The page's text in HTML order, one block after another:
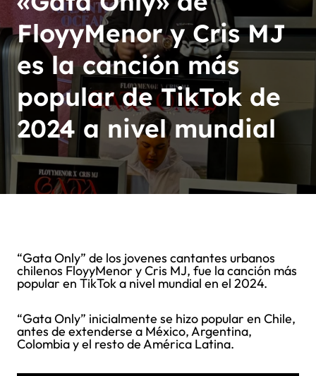
FloyyMenor y Cris MJ
es la canción más
popular de TikTok de
2024 a nivel mundial
“Gata Only” de los jovenes cantantes urbanos
chilenos FloyyMenor y Cris MJ, fue la canción más
popular en TikTok a nivel mundial en el 2024.
“Gata Only” inicialmente se hizo popular en Chile,
antes de extenderse a México, Argentina,
Colombia y el resto de América Latina.